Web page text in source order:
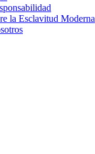
la Esclavitud Moderna